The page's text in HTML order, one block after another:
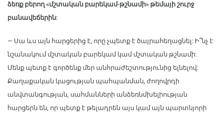
ձեռք բերող «մշտական բարեկամ-թշնամի» թեմայի շուրջ
բանավեճերին:
— Սա ևս այն հարցերից է, որը չպետք է ծայրահեղացնել: Ի՞նչ է
նշանակում մշտական բարեկամ կամ մշտական թշնամի:
Մենք պետք է գործենք մեր անհրաժեշտությունից ելնելով:
Քաղաքական կացության պահպանման, ժողովրդի
անվտանգության, սահմանների անձեռնմխելիության
հարցերն են, որ պետք է թելադրեն այս կամ այն պարտնյորի